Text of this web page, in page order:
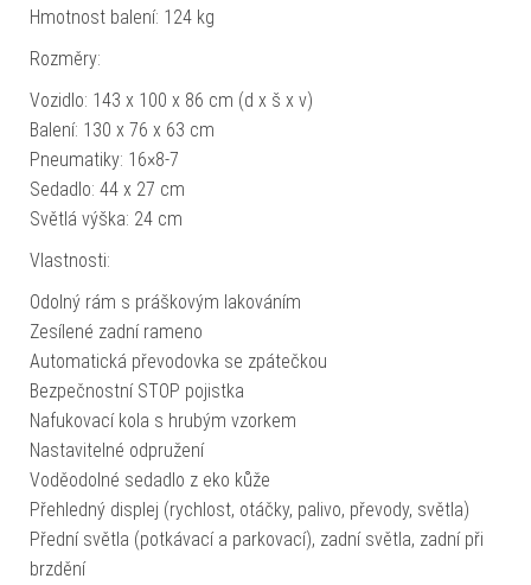
Hmotnost balení: 124 kg
Rozměry:
Vozidlo: 143 x 100 x 86 cm (d x š x v)
Balení: 130 x 76 x 63 cm
Pneumatiky: 16×8-7
Sedadlo: 44 x 27 cm
Světlá výška: 24 cm
Vlastnosti:
Odolný rám s práškovým lakováním
Zesílené zadní rameno
Automatická převodovka se zpátečkou
Bezpečnostní STOP pojistka
Nafukovací kola s hrubým vzorkem
Nastavitelné odpružení
Voděodolné sedadlo z eko kůže
Přehledný displej (rychlost, otáčky, palivo, převody, světla)
Přední světla (potkávací a parkovací), zadní světla, zadní při
brzdění